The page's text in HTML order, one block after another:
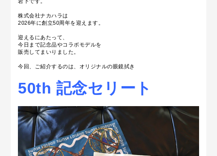
株式会社ナカハラは
2026年に創立50周年を迎えます。
迎えるにあたって、
今日まで記念品やコラボモデルを
販売してまいりました。
今回、ご紹介するのは、オリジナルの眼鏡拭き
50th 記念セリート